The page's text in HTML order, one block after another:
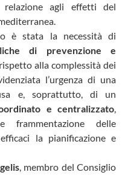
agli effetti del
è stata la necessità di
di prevenzione e
alla complessità dei
l’urgenza di una
e, soprattutto, di un
e centralizzato,
frammentazione delle
la pianificazione e
, membro del Consiglio